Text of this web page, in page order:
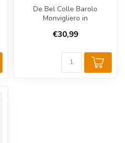
De Bel Colle Barolo
Monvigliero in
exclusieve Italiaanse wij...
€30,99